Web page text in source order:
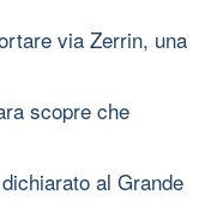
via Zerrin, una
scopre che
al Grande